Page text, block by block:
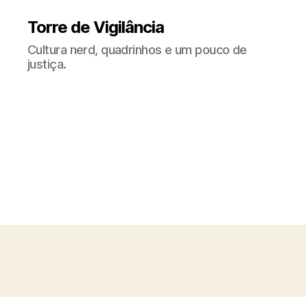
Torre de Vigilância
Cultura nerd, quadrinhos e um pouco de
justiça.